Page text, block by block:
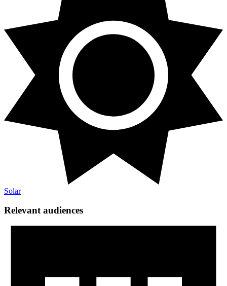
Solar​​​​‌ ‍ ​‍​‍‌‍ ‌ ​‍‌‍‍‌‌‍‌ ‌‍‍‌‌‍ ‍​‍​‍​ ‍‍​‍​‍‌ ​ ‌‍​‌‌‍ ‍‌‍‍‌‌ ‌​‌ ‍‌​‍ ‍‌‍‍‌‌‍ ​‍​‍​‍ ​​‍​‍‌‍‍​‌ ​‍‌‍‌‌‌‍‌‍​‍​‍​ ‍‍​‍​‍‌‍‍​‌ ‌​‌ ‌​‌ ​​​ ‍‍​‍ ​‍ ‌‍ ​‌‍ ‌‍​ ‌‍​‌‌‍ ​‌‍‍​‌‍ ‌ ​ ‌ ‌​​ ‍‍​ ​ ​ ​ ​ ​ ​ ​ ​‍ ‌‍‍‌‌‍ ‍‌ ‌​‌‍‌‌‌‍ ‍‌ ‌​​‍ ‌‍‌‌‌‍‌​‌‍‍‌‌ ‌​​‍ ‌‍ ‌‌‍ ‌‍‌​‌‍‌‌​ ‌‌ ​​‌ ​‍‌‍‌‌‌ ​ ‌‍‌‌‌‍ ‍‌ ‌​‌‍​‌‌ ‌​‌‍‍‌‌‍ ‌‍ ‍​ ‍ ‌‍‍‌‌‍‌​​ ‌​ ‌‍​ ‌‌​ ​​‌‍‌​​ ​ ​ ​ ​ ‍‌​ ‌ ​‍ ‌‌‍​‌​ ‌ ‌‍​‌‌‍‌‍​‍ ‌​ ‌​​ ‌​​ ‌ ‌‍​‍​‍ ‌‌‍​‍​ ​​​ ‍​​ ‌ ​‍ ‌​ ​‌​ ​​​ ‌‍‌‍‌​‌‍‌​​ ‌‍​ ‍‌​ ‌‍‌‍‌‌‌‍​‌​ ‌ ​ ​‌​ ‍ ‌ ‌​‌ ‍‌‌ ​​‌‍‌‌​ ‌‌ ‌​‌‍‌‌‌‍​ ‌‍‍​‌‍ ‍‌‍ ‌‍ ​‌‍ ‌‍‌ ‌ ‍‌​ ‍ ‌ ​​‌‍​‌‌ ‌​‌‍‍​​ ‌‌ ‌​‌‍‍‌‌ ‌​‌‍ ​‌‍‌‌​ ‌‍​‍‌‍​‌‌ ​ ‌‍‌‌‌‌‌‌‌ ​‍‌‍ ​​ ‌‌‍‍​‌ ‌​‌ ‌​‌ ​​​‍‌‌​ ​ ‌​​‌​‍‌‌​ ​‍‌​‌‍​‍‌‌​ ​‍‌​‌‍‌‍ ​‌‍ ‌‍​ ‌‍​‌‌‍ ​‌‍‍​‌‍ ‌ ​ ‌ ‌​​‍‌‌​ ​ ‌​​‌​ ​ ​ ​ ​ ​ ​ ​ ​‍‌‍‌‍‍‌‌‍‌​​ ‌​ ‌‍​ ‌‌​ ​​‌‍‌​​ ​ ​ ​ ​ ‍‌​ ‌ ​‍ ‌‌‍​‌​ ‌ ‌‍​‌‌‍‌‍​‍ ‌​ ‌​​ ‌​​ ‌ ‌‍​‍​‍ ‌‌‍​‍​ ​​​ ‍​​ ‌ ​‍ ‌​ ​‌​ ​​​ ‌‍‌‍‌​‌‍‌​​ ‌‍​ ‍‌​ ‌‍‌‍‌‌‌‍​‌​ ‌ ​ ​‌​‍‌‍‌ ‌​‌ ‍‌‌ ​​‌‍‌‌​ ‌‌ ‌​‌‍‌‌‌‍​ ‌‍‍​‌‍ ‍‌‍ ‌‍ ​‌‍ ‌‍‌ ‌ ‍‌​‍‌‍‌ ​​‌‍​‌‌ ‌​‌‍‍​​ ‌‌ ‌​‌‍‍‌‌ ‌​‌‍ ​‌‍‌‌​‍‌‍‌ ​​‌‍‌‌‌ ​‍‌ ​ ‌ ​​‌‍‌‌‌‍​ ‌ ‌​‌‍‍‌‌ ‌‍‌‍‌‌​ ‌‌ ​​‌ ‌‌‌‍​‍‌‍ ​‌‍‍‌‌ ​ ‌‍‍​‌‍‌‌‌‍‌​​‍​‍‌ ‌
Relevant audiences